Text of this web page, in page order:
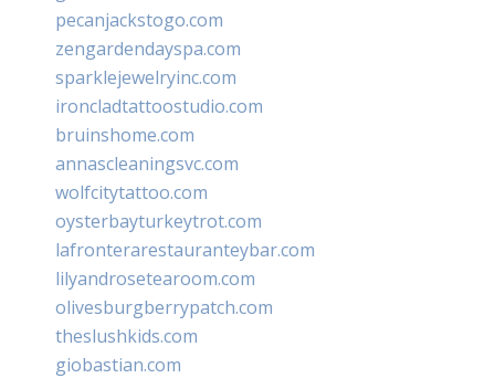
pecanjackstogo.com
zengardendayspa.com
sparklejewelryinc.com
ironcladtattoostudio.com
bruinshome.com
annascleaningsvc.com
wolfcitytattoo.com
oysterbayturkeytrot.com
lafronterarestauranteybar.com
lilyandrosetearoom.com
olivesburgberrypatch.com
theslushkids.com
giobastian.com